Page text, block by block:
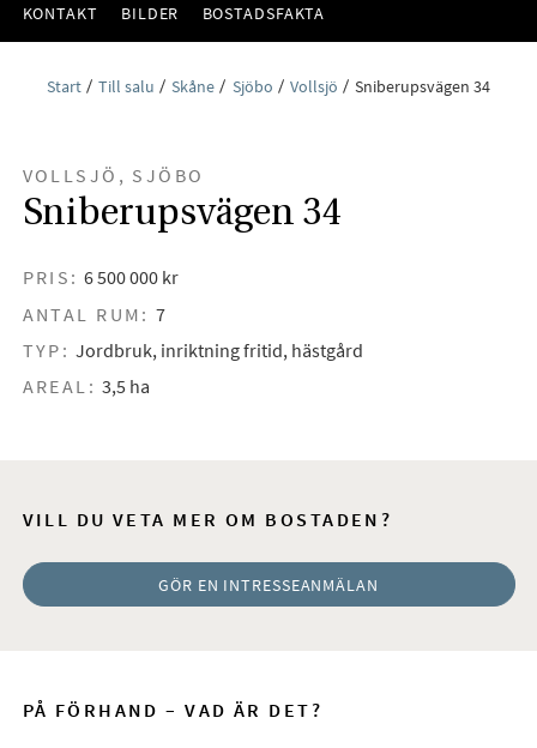
KONTAKT BILDER BOSTADSFAKTA
Start Till salu Skåne Sjöbo Vollsjö Sniberupsvägen 34
VOLLSJÖ, SJÖBO
Sniberupsvägen 34
PRIS: 6 500 000 kr
ANTAL RUM: 7
TYP: Jordbruk, inriktning fritid, hästgård
AREAL: 3,5 ha
VILL DU VETA MER OM BOSTADEN?
GÖR EN INTRESSEANMÄLAN
PÅ FÖRHAND – VAD ÄR DET?